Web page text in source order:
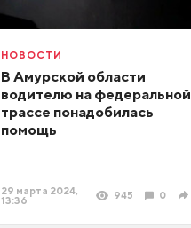
НОВОСТИ
В Амурской области
водителю на федеральной
трассе понадобилась
помощь
29 марта 2024,
13:36
945 0